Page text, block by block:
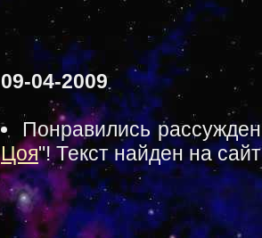
09-04-2009
Понравились
Цоя"! Текст найден на